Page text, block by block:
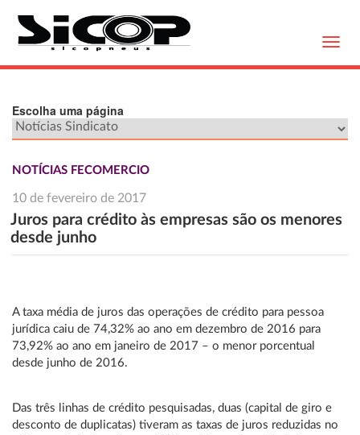
Escolha uma página
NOTÍCIAS FECOMERCIO
10 de fevereiro de 2017
Juros para crédito às empresas são os menores
desde junho
A taxa média de juros das operações de crédito para pessoa
jurídica caiu de 74,32% ao ano em dezembro de 2016 para
73,92% ao ano em janeiro de 2017 – o menor porcentual
desde junho de 2016.
Das três linhas de crédito pesquisadas, duas (capital de giro e
desconto de duplicatas) tiveram as taxas de juros reduzidas no